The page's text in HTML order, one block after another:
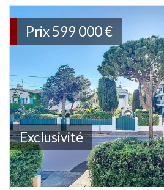
Exclusivité
Prix599 000€